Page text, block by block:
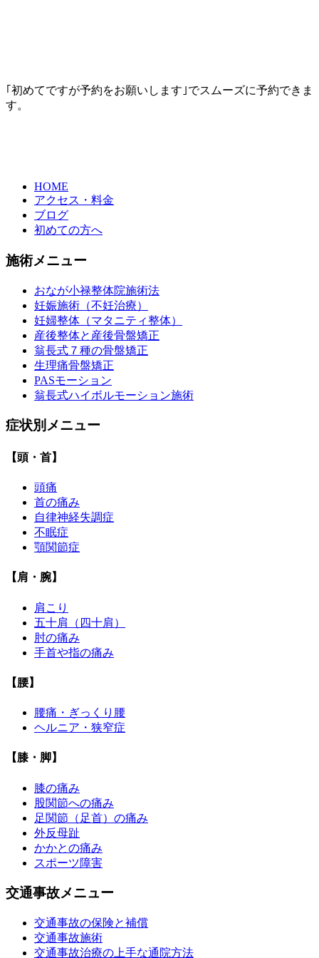
｢初めてですが予約をお願いします｣でスムーズに予約できま
す。
HOME
アクセス・料金
ブログ
初めての方へ
施術メニュー
おなが小禄整体院施術法
妊娠施術（不妊治療）
妊婦整体（マタニティ整体）
産後整体と産後骨盤矯正
翁長式７種の骨盤矯正
生理痛骨盤矯正
PASモーション
翁長式ハイボルモーション施術
症状別メニュー
【頭・首】
頭痛
首の痛み
自律神経失調症
不眠症
顎関節症
【肩・腕】
肩こり
五十肩（四十肩）
肘の痛み
手首や指の痛み
【腰】
腰痛・ぎっくり腰
ヘルニア・狭窄症
【膝・脚】
膝の痛み
股関節への痛み
足関節（足首）の痛み
外反母趾
かかとの痛み
スポーツ障害
交通事故メニュー
交通事故の保険と補償
交通事故施術
交通事故治療の上手な通院方法